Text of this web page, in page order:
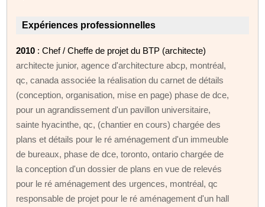
Expériences professionnelles
2010 : Chef / Cheffe de projet du BTP (architecte)
architecte junior, agence d'architecture abcp, montréal,
qc, canada associée la réalisation du carnet de détails
(conception, organisation, mise en page) phase de dce,
pour un agrandissement d'un pavillon universitaire,
sainte hyacinthe, qc, (chantier en cours) chargée des
plans et détails pour le ré aménagement d'un immeuble
de bureaux, phase de dce, toronto, ontario chargée de
la conception d'un dossier de plans en vue de relevés
pour le ré aménagement des urgences, montréal, qc
responsable de projet pour le ré aménagement d'un hall